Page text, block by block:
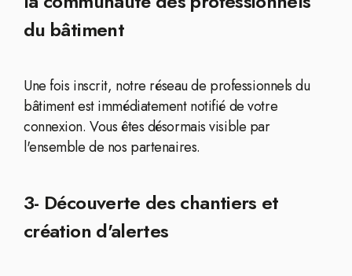
du bâtiment
Une fois inscrit, notre réseau de professionnels du
bâtiment est immédiatement notifié de votre
connexion. Vous êtes désormais visible par
l'ensemble de nos partenaires.
3- Découverte des chantiers et
création d'alertes